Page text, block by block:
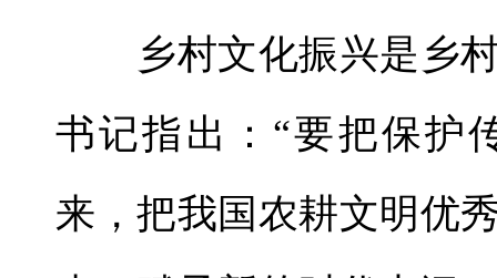
乡村文化振兴是乡村
书记指出：“要把保护
来，把我国农耕文明优